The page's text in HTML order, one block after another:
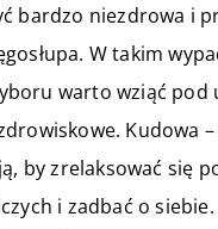
bardzo niezdrowa i
W takim
warto wziąć pod
Kudowa
by zrelaksować się
i zadbać o siebie.